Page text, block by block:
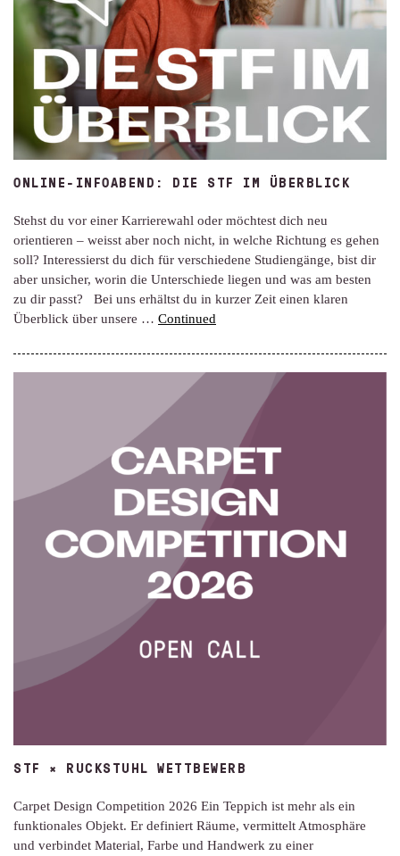
ONLINE-INFOABEND: DIE STF IM ÜBERBLICK
Stehst du vor einer Karrierewahl oder möchtest dich neu
orientieren – weisst aber noch nicht, in welche Richtung es gehen
soll? Interessierst du dich für verschiedene Studiengänge, bist dir
aber unsicher, worin die Unterschiede liegen und was am besten
zu dir passt? Bei uns erhältst du in kurzer Zeit einen klaren
Überblick über unsere … Continued
STF × RUCKSTUHL WETTBEWERB
Carpet Design Competition 2026 Ein Teppich ist mehr als ein
funktionales Objekt. Er definiert Räume, vermittelt Atmosphäre
und verbindet Material, Farbe und Handwerk zu einer